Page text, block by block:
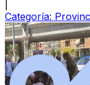
Categoría: